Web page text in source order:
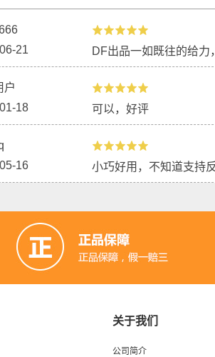
21
DF出品一如既往的给力
户
18
可以，好评
16
小巧好用，不知道支持
关于我们
公司简介